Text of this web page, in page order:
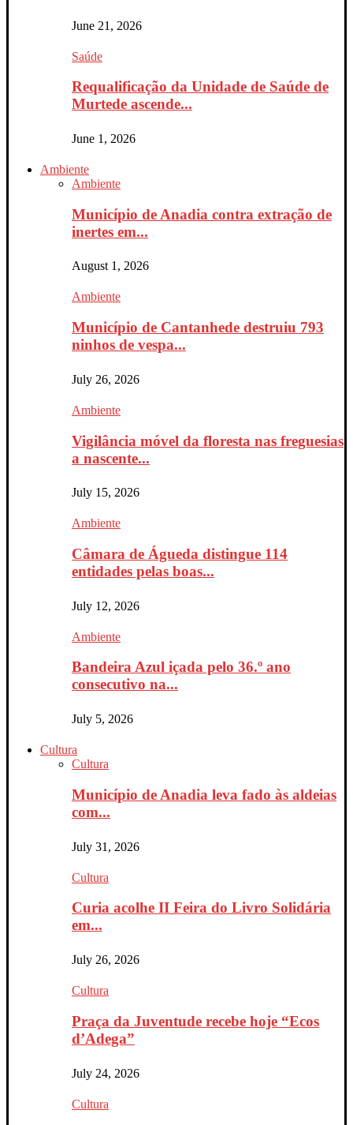
June 21, 2026
Saúde
Requalificação da Unidade de Saúde de
Murtede ascende...
June 1, 2026
Ambiente
Ambiente
Município de Anadia contra extração de
inertes em...
August 1, 2026
Ambiente
Município de Cantanhede destruiu 793
ninhos de vespa...
July 26, 2026
Ambiente
Vigilância móvel da floresta nas freguesias
a nascente...
July 15, 2026
Ambiente
Câmara de Águeda distingue 114
entidades pelas boas...
July 12, 2026
Ambiente
Bandeira Azul içada pelo 36.º ano
consecutivo na...
July 5, 2026
Cultura
Cultura
Município de Anadia leva fado às aldeias
com...
July 31, 2026
Cultura
Curia acolhe II Feira do Livro Solidária
em...
July 26, 2026
Cultura
Praça da Juventude recebe hoje “Ecos
d’Adega”
July 24, 2026
Cultura